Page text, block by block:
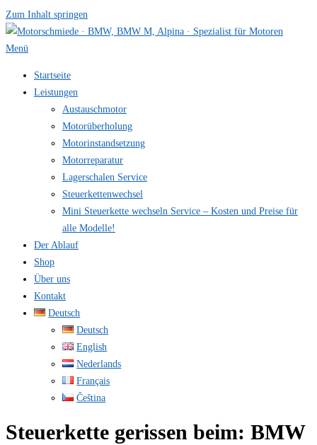
Zum Inhalt springen
Menü
Startseite
Leistungen
Austauschmotor
Motorüberholung
Motorinstandsetzung
Motorreparatur
Lagerschalen Service
Steuerkettenwechsel
Mini Steuer­kette wechseln Service – Kosten und Preise für
alle Modelle!
Der Ablauf
Shop
Über uns
Kontakt
Deutsch
Deutsch
English
Nederlands
Français
Čeština
Steuerkette gerissen beim: BMW